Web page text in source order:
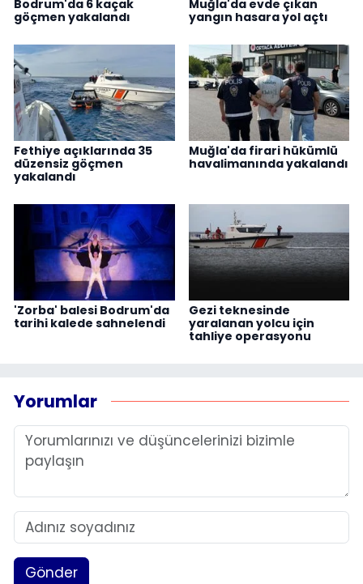
Bodrum'da 6 kaçak
göçmen yakalandı
Muğla'da evde çıkan
yangın hasara yol açtı
Fethiye açıklarında 35
düzensiz göçmen
yakalandı
Muğla'da firari hükümlü
havalimanında yakalandı
'Zorba' balesi Bodrum'da
tarihi kalede sahnelendi
Gezi teknesinde
yaralanan yolcu için
tahliye operasyonu
Yorumlar
Gönder